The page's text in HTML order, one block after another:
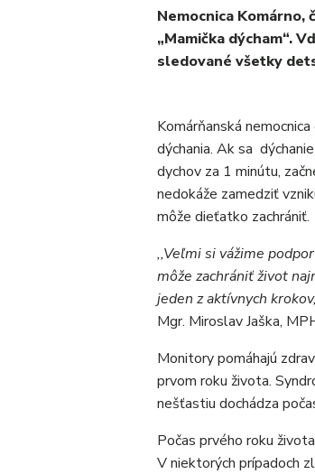
Nemocnica Komárno,
„Mamička dýcham“.
sledované všetky
Komárňanská
dýchania. Ak sa
dychov za 1 minútu,
nedokáže zamedziť
môže dieťatko zachrániť.
,,Veľmi si vážime
môže zachrániť život
jeden z aktívnych
Mgr. Miroslav Jaška,
Monitory pomáhajú
prvom roku života.
nešťastiu dochádza
Počas prvého roku
V niektorých prípadoch